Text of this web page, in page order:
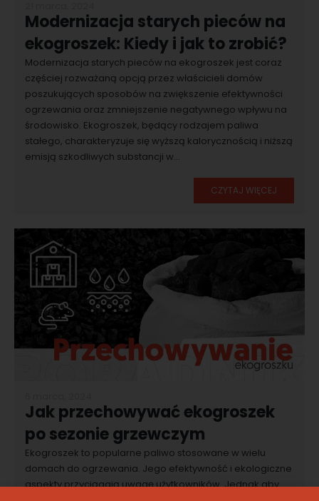
Modernizacja starych pieców na
ekogroszek: Kiedy i jak to zrobić?
Modernizacja starych pieców na ekogroszek jest coraz
częściej rozważaną opcją przez właścicieli domów
poszukujących sposobów na zwiększenie efektywności
ogrzewania oraz zmniejszenie negatywnego wpływu na
środowisko. Ekogroszek, będący rodzajem paliwa
stałego, charakteryzuje się wyższą kalorycznością i niższą
emisją szkodliwych substancji w...
CZYTAJ WIĘCEJ
Jak przechowywać ekogroszek
po sezonie grzewczym
Ekogroszek to popularne paliwo stosowane w wielu
domach do ogrzewania. Jego efektywność i ekologiczne
aspekty przyciągają uwagę użytkowników. Jednak aby